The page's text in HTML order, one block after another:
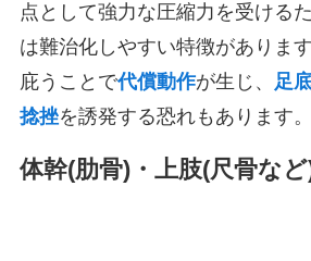
点として強力な圧縮力を受ける
は難治化しやすい特徴がありま
庇うことで代償動作が生じ、 足
捻挫を誘発する恐れもあります。
体幹(肋骨)・上肢(尺骨な